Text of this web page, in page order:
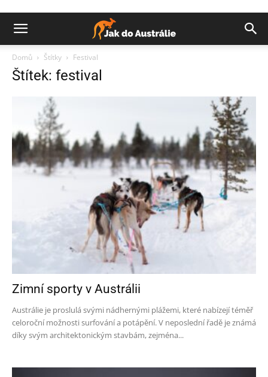
Domů Štítky Festival
Štítek: festival
Zimní sporty v Austrálii
Austrálie je proslulá svými nádhernými plážemi, které nabízejí téměř
celoroční možnosti surfování a potápění. V neposlední řadě je známá
díky svým architektonickým stavbám, zejména...